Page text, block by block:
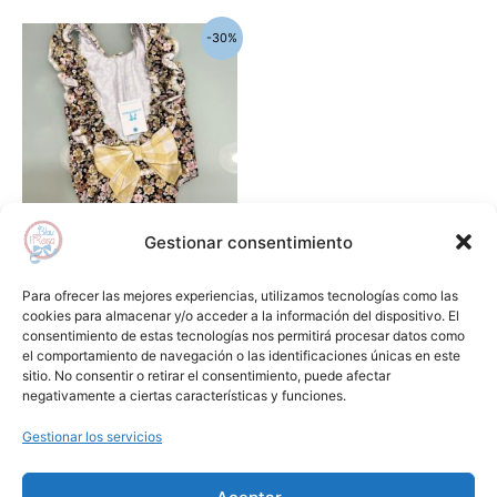
Gestionar consentimiento
Para ofrecer las mejores experiencias, utilizamos tecnologías como las
cookies para almacenar y/o acceder a la información del dispositivo. El
consentimiento de estas tecnologías nos permitirá procesar datos como
el comportamiento de navegación o las identificaciones únicas en este
sitio. No consentir o retirar el consentimiento, puede afectar
negativamente a ciertas características y funciones.
Gestionar los servicios
-30%
Baño
Bañador niña bambu LA
MARTINICA
42,20€
El
precio
original
era:
42,20€.
29,54€
El
precio
actual
29,54€.
Seleccionar opciones
Este
producto
Las
opciones
en
la
página
de
Añadir a lista de deseos